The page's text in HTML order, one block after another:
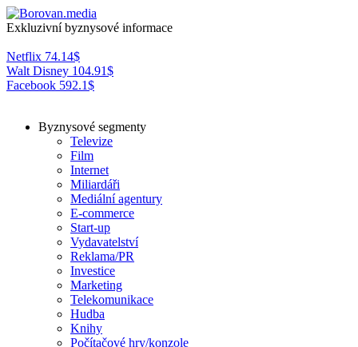
Exkluzivní byznysové informace
Netflix 74.14$
Walt Disney 104.91$
Facebook 592.1$
Byznysové segmenty
Televize
Film
Internet
Miliardáři
Mediální agentury
E-commerce
Start-up
Vydavatelství
Reklama/PR
Investice
Marketing
Telekomunikace
Hudba
Knihy
Počítačové hry/konzole